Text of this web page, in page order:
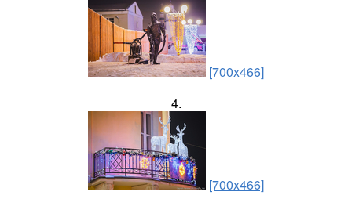
[700x466]
4.
[700x466]